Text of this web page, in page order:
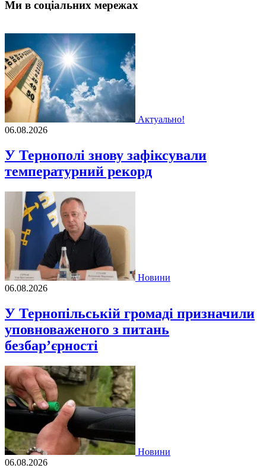
Ми в соціальних мережах
Актуально!
06.08.2026
У Тернополі знову зафіксували
температурний рекорд
Новини
06.08.2026
У Тернопільській громаді призначили
уповноваженого з питань
безбар’єрності
Новини
06.08.2026